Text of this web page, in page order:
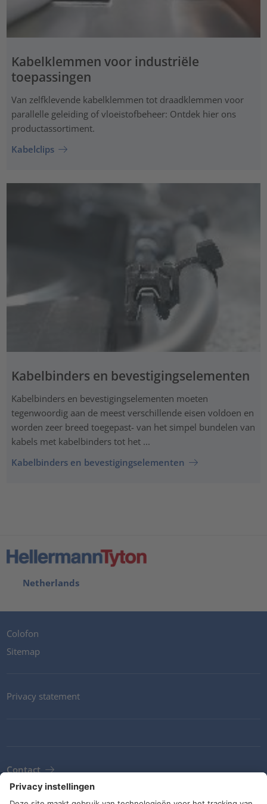
Kabelklemmen voor industriële
toepassingen
Van zelfklevende kabelklemmen tot draadklemmen voor
parallelle geleiding of vloeistofbeheer: Ontdek hier ons
productassortiment.
Kabelclips
Kabelbinders en bevestigingselementen
Kabelbinders en bevestigingselementen moeten
tegenwoordig aan de meest verschillende eisen voldoen en
worden zeer breed toegepast- van het simpel bundelen van
kabels met kabelbinders tot het ...
Kabelbinders en bevestigingselementen
Netherlands
Colofon
Sitemap
Privacy statement
Contact
Newsletter